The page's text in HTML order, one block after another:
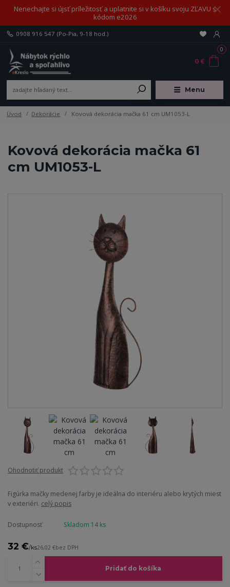
Nenechajte si újsť príležitosť a uplatnite si v košíku svoju ZĽAVU s
kódom e2026
Menu
0908 916 547 (Po-Pia, 9-18 hod.)
0
0 €
Úvod Dekorácie Kovová dekorácia mačka 61 cm UM1053-L
Kovová dekorácia mačka 61
cm UM1053-L
Ohodnotiť produkt
Figúrka mačky medenej farby je ideálna do interiéru alebo krytých miest
v exteriéri. celý popis
Dostupnosť Skladom 14 ks
32 €/ks26,02 €bez DPH
Pridať do košíka